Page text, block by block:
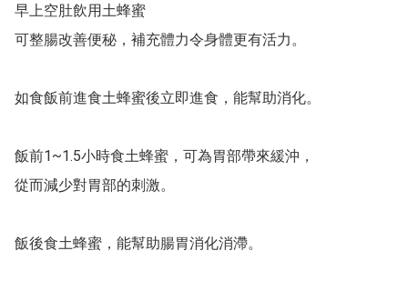
早上空肚飲用土蜂蜜
可整腸改善便秘，補充體力令身體更有活力。
如食飯前進食土蜂蜜後立即進食，能幫助消化。
飯前1~1.5小時食土蜂蜜，可為胃部帶來緩沖，
從而減少對胃部的刺激。
飯後食土蜂蜜，能幫助腸胃消化消滯。